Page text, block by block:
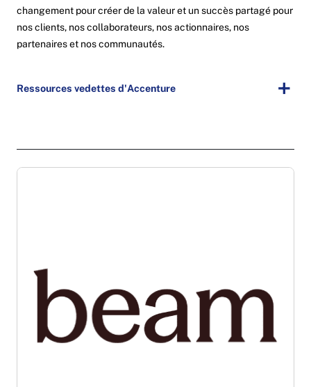
changement pour créer de la valeur et un succès partagé pour
nos clients, nos collaborateurs, nos actionnaires, nos
partenaires et nos communautés.
Ressources vedettes d'Accenture